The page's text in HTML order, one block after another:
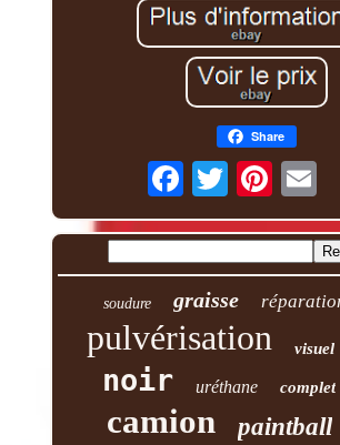
Share
soudure graisse
pulvérisation visuel
noir uréthane complet
camion paintball